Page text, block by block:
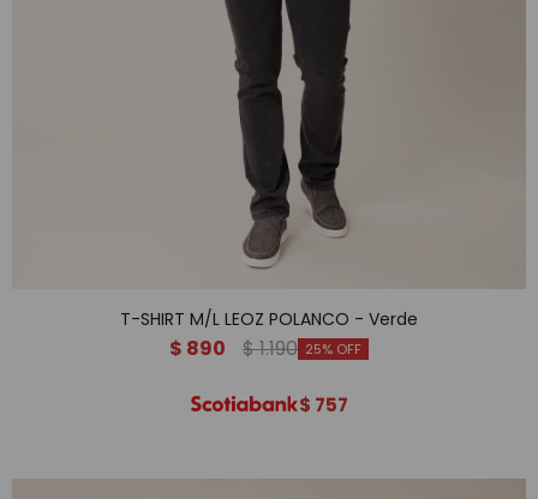
T-SHIRT M/L LEOZ POLANCO - Verde
$ 890 $1.190 25
$ 757